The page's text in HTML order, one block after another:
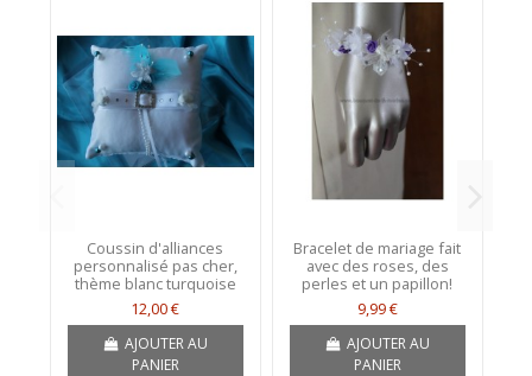
Coussin d'alliances
personnalisé pas cher,
thème blanc turquoise
12,00 €
AJOUTER AU
PANIER
Bracelet de mariage fait
avec des roses, des
perles et un papillon!
9,99 €
AJOUTER AU
PANIER